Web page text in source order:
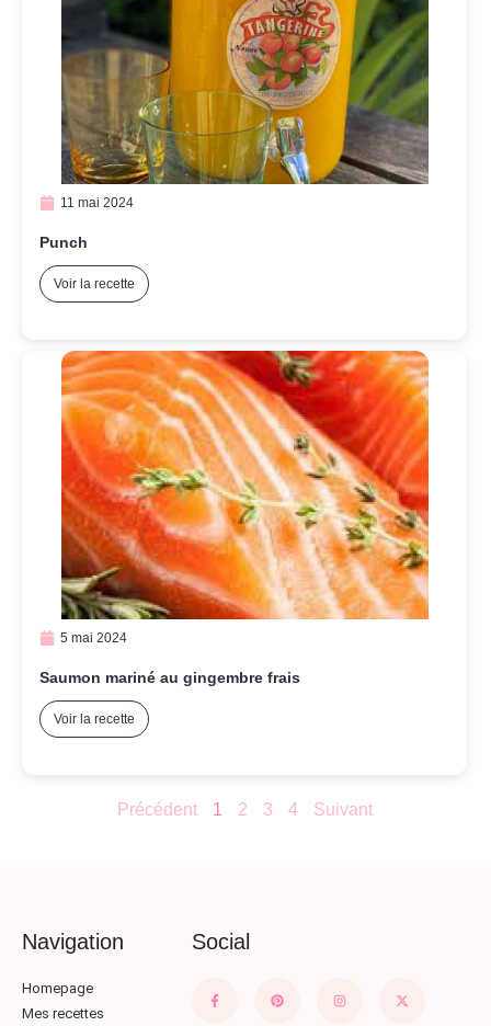
11 mai 2024
Punch
Voir la recette
5 mai 2024
Saumon mariné au gingembre frais
Voir la recette
Précédent 1 2 3 4 Suivant
Navigation
Homepage
Mes recettes
Social